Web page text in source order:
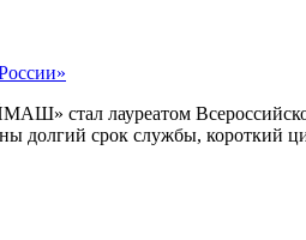
стал лауреатом
долгий срок службы,